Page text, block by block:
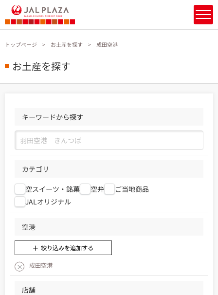
トップページ お土産を探す 成田空港
お土産を探す
キーワードから探す
カテゴリ
空スイーツ・銘菓 空弁
ご当地商品
JALオリジナル
空港
絞り込みを追加する
成田空港
店舗